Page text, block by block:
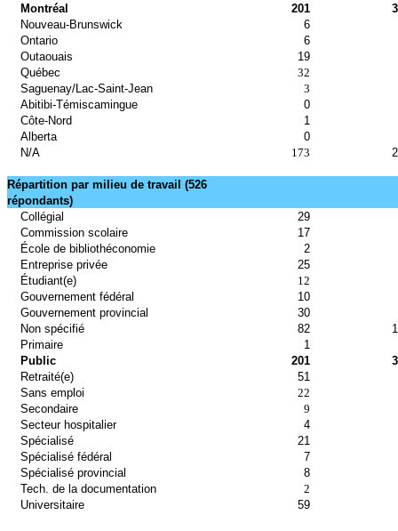
Montréal
201
Nouveau-Brunswick
6
Ontario
6
Outaouais
19
Québec
32
Saguenay/Lac-Saint-Jean
3
Abitibi-Témiscamingue
0
Côte-Nord
1
Alberta
0
N/A
173
Répartition par milieu de travail (526
répondants)
Collégial
29
Commission scolaire
17
École de bibliothéconomie
2
Entreprise privée
25
Étudiant(e)
12
Gouvernement fédéral
10
Gouvernement provincial
30
Non spécifié
82
Primaire
1
Public
201
Retraité(e)
51
Sans emploi
22
Secondaire
9
Secteur hospitalier
4
Spécialisé
21
Spécialisé fédéral
7
Spécialisé provincial
8
Tech. de la documentation
2
Universitaire
59